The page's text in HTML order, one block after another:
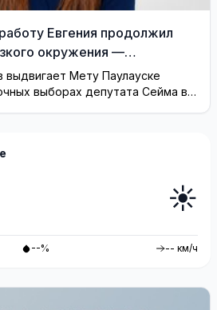
Евгения продолжил
окружения —
Либерального движения
Мету Паулауске
выборах депутата Сейма в
☀️
--% -- км/ч